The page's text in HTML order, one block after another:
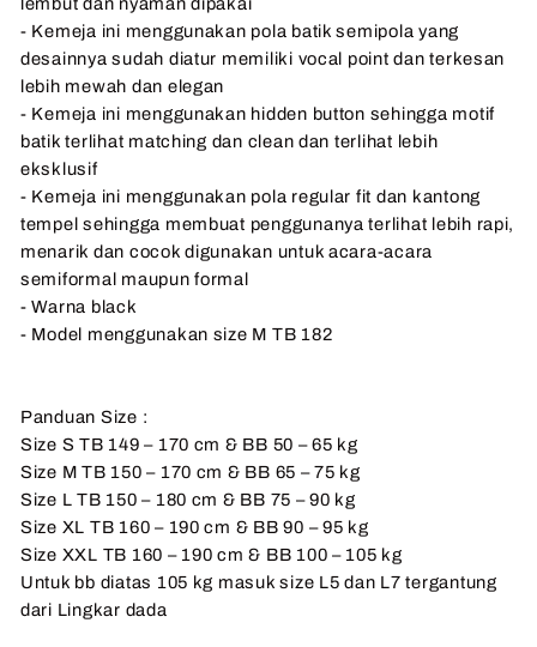
- Kemeja ini menggunakan pola batik semipola yang
desainnya sudah diatur memiliki vocal point dan terkesan
lebih mewah dan elegan
- Kemeja ini menggunakan hidden button sehingga motif
batik terlihat matching dan clean dan terlihat lebih
eksklusif
- Kemeja ini menggunakan pola regular fit dan kantong
tempel sehingga membuat penggunanya terlihat lebih rapi,
menarik dan cocok digunakan untuk acara-acara
semiformal maupun formal
- Warna black
- Model menggunakan size M TB 182
Panduan Size :
Size S TB 149 – 170 cm & BB 50 – 65 kg
Size M TB 150 – 170 cm & BB 65 – 75 kg
Size L TB 150 – 180 cm & BB 75 – 90 kg
Size XL TB 160 – 190 cm & BB 90 – 95 kg
Size XXL TB 160 – 190 cm & BB 100 – 105 kg
Untuk bb diatas 105 kg masuk size L5 dan L7 tergantung
dari Lingkar dada